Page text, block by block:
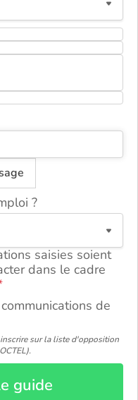
?
saisies soient
dans le cadre
de
sur la liste d'opposition
guide